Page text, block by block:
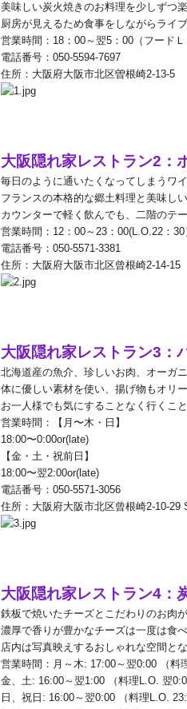
美味しい炭火焼きのお料理を少しずつ
厨房が見えるため食事をしながらライ
営業時間： 18 ： 00～翌5 ： 00 （フードＬ
電話番号： 050-5594-7697
住所：大阪府大阪市北区曽根崎2-13-5
大阪隠れ家レストラン2 ：
毎日のように通いたくなってしまうワイ
フランスの本格的な郷土料理と美味し
カウンターで軽く飲んでも、二階のテ
営業時間： 12 ： 00～ 23 ： 00(L.O.22 ： 30
電話番号： 050-5571-3381
住所：大阪府大阪市北区曾根崎2-14-15
大阪隠れ家レストラン3 ：
北海道産の魚介、珍しいお肉、オーガ
体に優しい素材を使い、揚げ物もオリ
お一人様でも気にすることなく行くこ
営業時間：【月〜木・日】
18:00〜0:00or(late)
【金・土・祝前日】
18:00〜翌2:00or(late)
電話番号： 050-5571-3056
住所：大阪府大阪市北区曾根崎2-10-29
大阪隠れ家レストラン4 ：
鉄板で焼いたチーズとこだわりのお肉
濃厚で香りが豊かなチーズは一度は食
店内は写真映えするおしゃれな空間とな
営業時間：月～木: 17:00～翌0:00 （料
金、土: 16:00～翌1:00 （料理 L.O. 翌
日、祝日 : 16:00～翌0:00 （料理 L.O.